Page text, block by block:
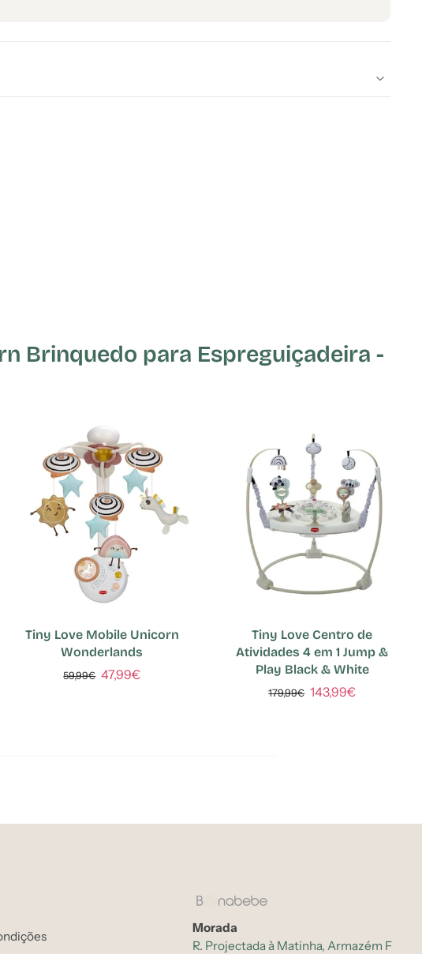
Brinquedo para Espreguiçadeira -
Tiny Love Mobile Unicorn
Wonderlands
59,99€ 47,99€
Tiny Love Centro de
Atividades 4 em 1 Jump &
Play Black & White
179,99€ 143,99€
Morada
R. Projectada à Matinha, Armazém F